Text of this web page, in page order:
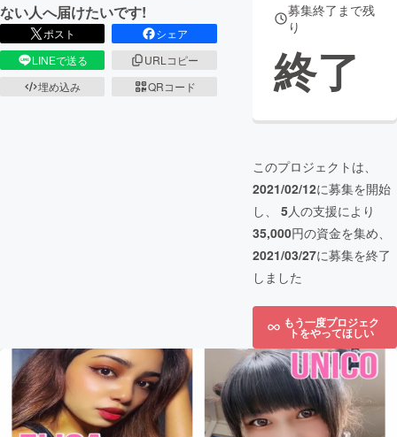
ない人へ届けたいです!
ポスト
シェア
LINEで送る
URLコピー
埋め込み
QRコード
募集終了まで残
り
終了
このプロジェクトは、
2021/02/12に募集を開始
し、 5人の支援により
35,000円の資金を集め、
2021/03/27に募集を終了
しました
もう一度プロジェク
トをやってほしい